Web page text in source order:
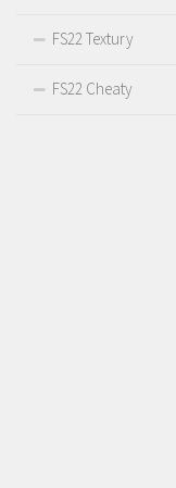
FS22 Textury
FS22 Cheaty